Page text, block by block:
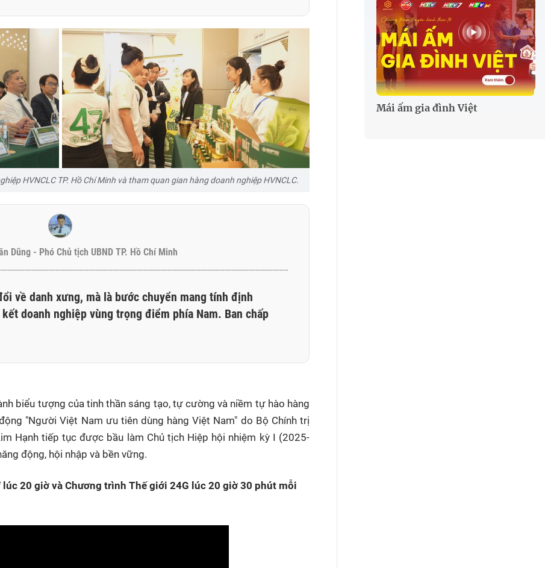
HVNCLC TP. Hồ Chí Minh và tham quan gian hàng doanh nghiệp HVNCLC.
Dũng - Phó Chủ tịch UBND TP. Hồ Chí Minh
về danh xưng, mà là bước chuyển mang tính định
doanh nghiệp vùng trọng điểm phía Nam. Ban chấp
biểu tượng của tinh thần sáng tạo, tự cường và niềm tự hào hàng
"Người Việt Nam ưu tiên dùng hàng Việt Nam" do Bộ Chính trị
Hạnh tiếp tục được bầu làm Chủ tịch Hiệp hội nhiệm kỳ I (2025-
động, hội nhập và bền vững.
20 giờ và Chương trình Thế giới 24G lúc 20 giờ 30 phút mỗi
Mái ấm gia đình Việt